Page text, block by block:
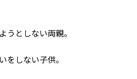
としない両親。
しない子供。